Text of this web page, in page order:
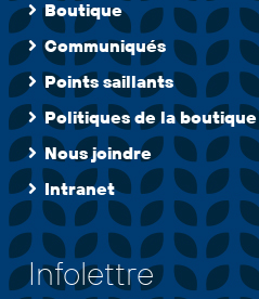
Boutique
Communiqués
Points saillants
Politiques de la boutique
Nous joindre
Intranet
Infolettre